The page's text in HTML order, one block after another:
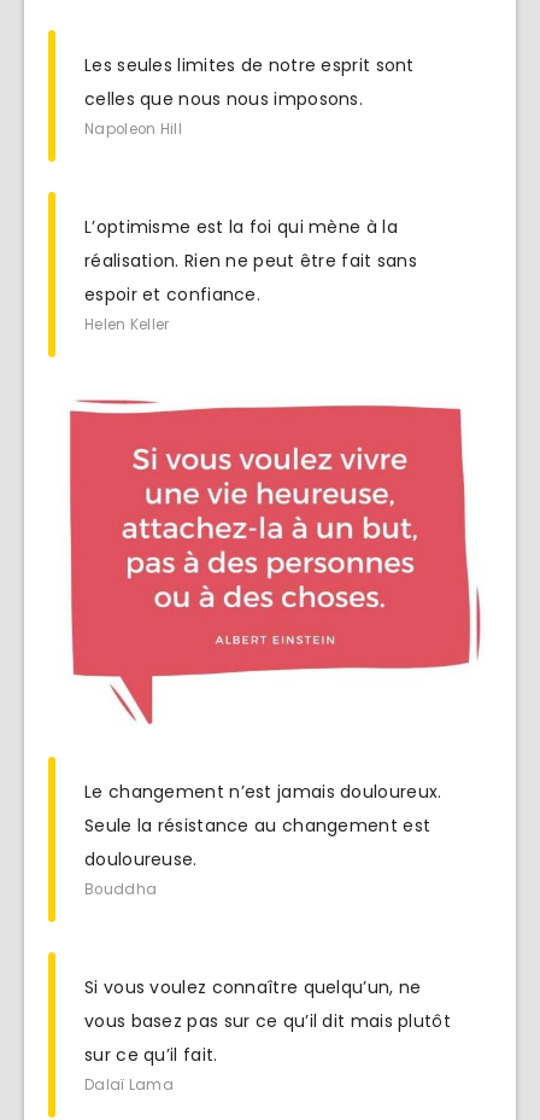
Les seules limites de notre esprit sont
celles que nous nous imposons.
Napoleon Hill
L’optimisme est la foi qui mène à la
réalisation. Rien ne peut être fait sans
espoir et confiance.
Helen Keller
Le changement n’est jamais douloureux.
Seule la résistance au changement est
douloureuse.
Bouddha
Si vous voulez connaître quelqu’un, ne
vous basez pas sur ce qu’il dit mais plutôt
sur ce qu’il fait.
Dalaï Lama